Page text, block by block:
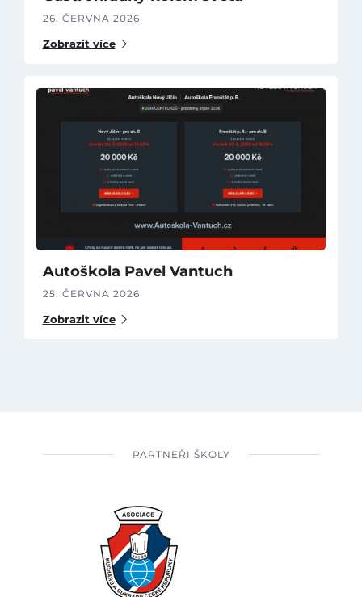
26. ČERVNA 2026
Zobrazit více
Autoškola Pavel Vantuch
25. ČERVNA 2026
Zobrazit více
PARTNEŘI ŠKOLY